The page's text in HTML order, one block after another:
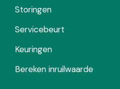
Storingen
Servicebeurt
Keuringen
Bereken inruilwaarde